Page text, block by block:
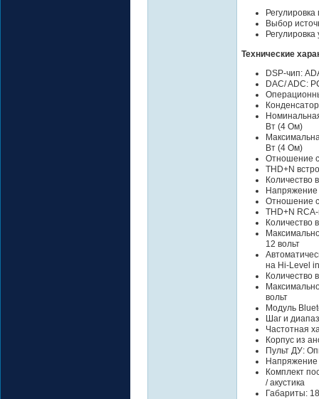
Регулировка
Выбор
Технические
DSP-чип:
DAC/ ADC:
Вт (4 Ом)
Вт (4 Ом)
Отношение
THD+N
Количество
Напряжение
Отношение
THD+N
Количество
12 вольт
на Hi-Level
Количество
вольт
Модуль
Шаг и
Частотная
Корпус из
Пульт ДУ:
Напряжение
Комплект
/ акустика
Габариты: